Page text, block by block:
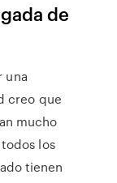
de
una
creo que
mucho
los
tienen